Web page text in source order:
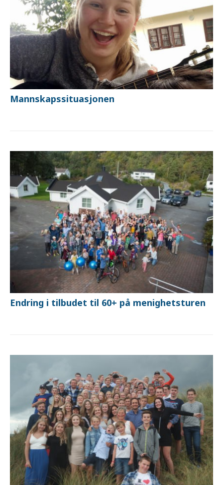
Mannskapssituasjonen
Endring i tilbudet til 60+ på menighetsturen